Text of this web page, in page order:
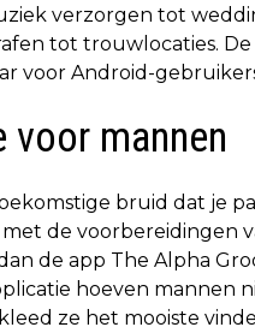
verzorgen tot
tot trouwlocaties. De
voor Android-
voor mannen
bruid dat je
de voorbereidingen
de app The Alpha
hoeven mannen
ze het mooiste